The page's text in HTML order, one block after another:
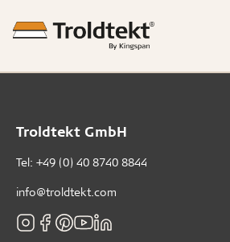
Troldtekt GmbH
Tel: +49 (0) 40 8740 8844
info@troldtekt.com